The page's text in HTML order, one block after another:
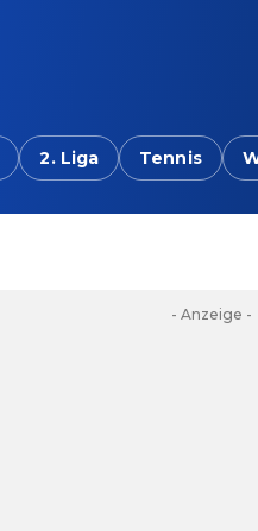
2. Liga Tennis
- Anzeige -